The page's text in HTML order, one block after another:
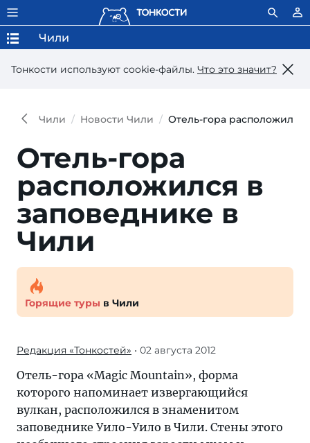
Тонкости используют сookie-файлы. Что это значит?
Чили
Чили Новости Чили Отель-гора
Отель-гора
расположился в
заповеднике в
Чили
Горящие туры в Чили
Редакция «Тонкостей» • 02 августа 2012
Отель-гора «Magic Mountain», форма
которого напоминает извергающийся
вулкан, расположился в знаменитом
заповеднике Уило-Уило в Чили. Стены этого